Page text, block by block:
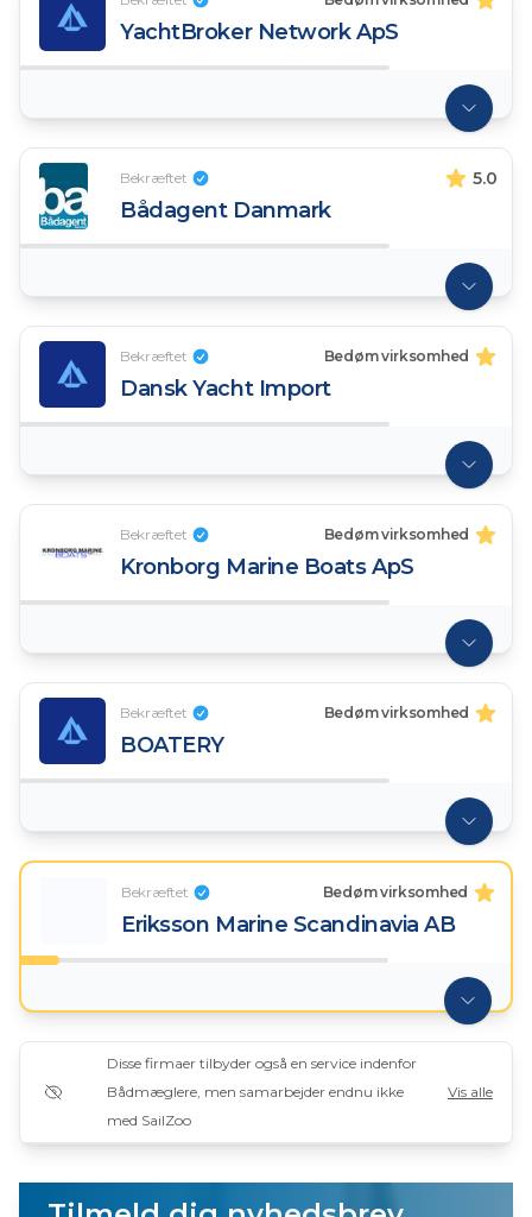
YachtBroker Network ApS
Bekræftet 5.0
Bådagent Danmark
Bekræftet Bedøm virksomhed
Dansk Yacht Import
Bekræftet Bedøm virksomhed
Kronborg Marine Boats ApS
Bekræftet Bedøm virksomhed
BOATERY
Bekræftet Bedøm virksomhed
Eriksson Marine Scandinavia AB
Disse firmaer tilbyder også en service indenfor
Bådmæglere, men samarbejder endnu ikke
med SailZoo
Vis alle